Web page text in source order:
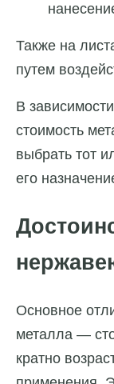
Также на
путем
В
стоимость
выбрать тот
его
Основное
металла —
кратно